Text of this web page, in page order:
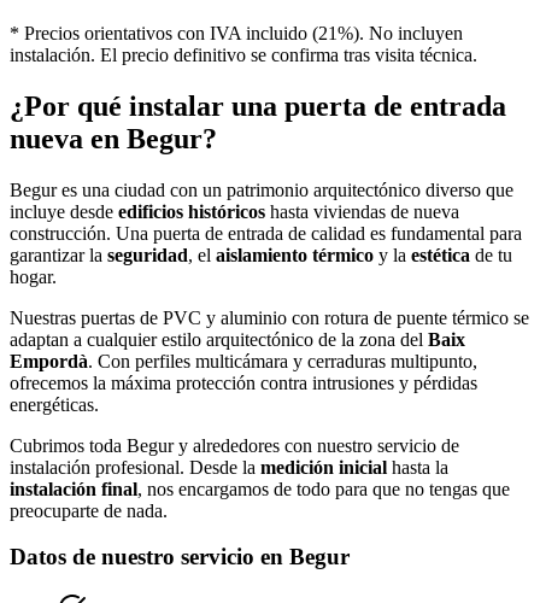
* Precios orientativos con IVA incluido (21%). No incluyen
instalación. El precio definitivo se confirma tras visita técnica.
¿Por qué instalar una puerta de entrada
nueva en Begur?
Begur es una ciudad con un patrimonio arquitectónico diverso que
incluye desde edificios históricos hasta viviendas de nueva
construcción. Una puerta de entrada de calidad es fundamental para
garantizar la seguridad, el aislamiento térmico y la estética de tu
hogar.
Nuestras puertas de PVC y aluminio con rotura de puente térmico se
adaptan a cualquier estilo arquitectónico de la zona del Baix
Empordà. Con perfiles multicámara y cerraduras multipunto,
ofrecemos la máxima protección contra intrusiones y pérdidas
energéticas.
Cubrimos toda Begur y alrededores con nuestro servicio de
instalación profesional. Desde la medición inicial hasta la
instalación final, nos encargamos de todo para que no tengas que
preocuparte de nada.
Datos de nuestro servicio en Begur